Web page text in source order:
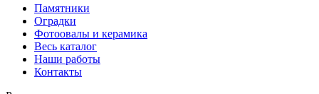
Памятники
Оградки
Фотоовалы и керамика
Весь каталог
Наши работы
Контакты